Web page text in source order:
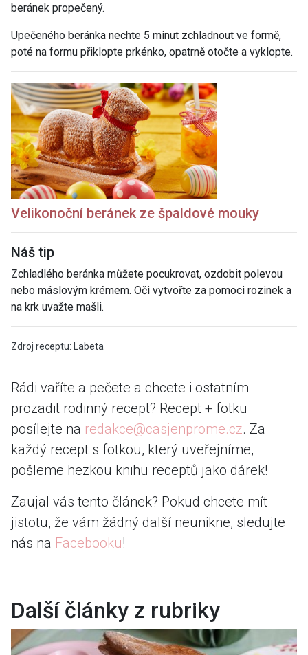
beránek propečený.
Upečeného beránka nechte 5 minut zchladnout ve formě,
poté na formu přiklopte prkénko, opatrně otočte a vyklopte.
Velikonoční beránek ze špaldové mouky
Náš tip
Zchladlého beránka můžete pocukrovat, ozdobit polevou
nebo máslovým krémem. Oči vytvořte za pomoci rozinek a
na krk uvažte mašli.
Zdroj receptu: Labeta
Rádi vaříte a pečete a chcete i ostatním
prozadit rodinný recept? Recept + fotku
posílejte na redakce@casjenprome.cz. Za
každý recept s fotkou, který uveřejníme,
pošleme hezkou knihu receptů jako dárek!
Zaujal vás tento článek? Pokud chcete mít
jistotu, že vám žádný další neunikne, sledujte
nás na Facebooku!
Další články z rubriky